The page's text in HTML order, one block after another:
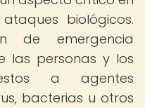
biológicos.
de emergencia
las personas y los
a agentes
bacterias u otros